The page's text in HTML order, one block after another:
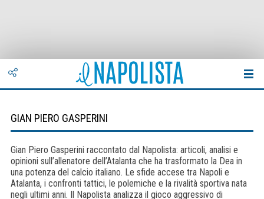
GIAN PIERO GASPERINI
Gian Piero Gasperini raccontato dal Napolista: articoli, analisi e
opinioni sull’allenatore dell’Atalanta che ha trasformato la Dea in
una potenza del calcio italiano. Le sfide accese tra Napoli e
Atalanta, i confronti tattici, le polemiche e la rivalità sportiva nata
negli ultimi anni. Il Napolista analizza il gioco aggressivo di